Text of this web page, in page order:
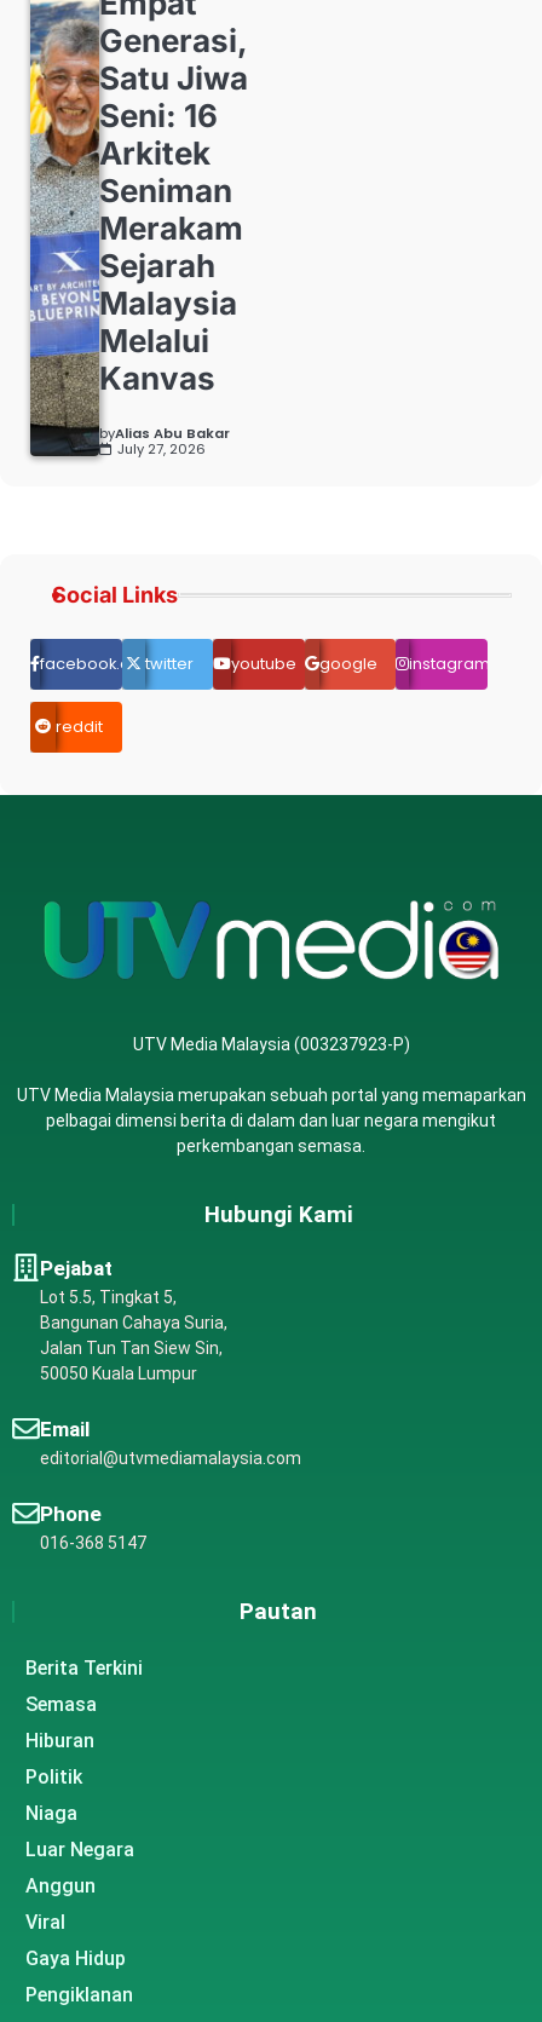
Generasi,
Satu Jiwa
Seni: 16
Arkitek
Seniman
Merakam
Sejarah
Malaysia
Melalui
Kanvas
byAlias Abu Bakar
July 27, 2026
Social Links
facebook.comtwitter youtube google instagram
reddit
UTV Media Malaysia (003237923-P)
UTV Media Malaysia merupakan sebuah portal yang memaparkan
pelbagai dimensi berita di dalam dan luar negara mengikut
perkembangan semasa.
Hubungi Kami
Pejabat
Lot 5.5, Tingkat 5,
Bangunan Cahaya Suria,
Jalan Tun Tan Siew Sin,
50050 Kuala Lumpur
Email
editorial@utvmediamalaysia.com
Phone
016-368 5147
Pautan
Berita Terkini
Semasa
Hiburan
Politik
Niaga
Luar Negara
Anggun
Viral
Gaya Hidup
Pengiklanan